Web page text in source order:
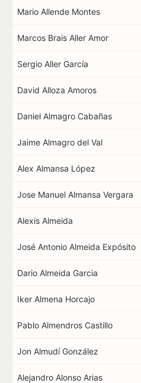
Mario Allende Montes
Marcos Brais Aller Amor
Sergio Aller García
David Alloza Amoros
Daniel Almagro Cabañas
Jaime Almagro del Val
Alex Almansa López
Jose Manuel Almansa Vergara
Alexis Almeida
José Antonio Almeida Expósito
Dario Almeida Garcia
Iker Almena Horcajo
Pablo Almendros Castillo
Jon Almudí González
Alejandro Alonso Arias